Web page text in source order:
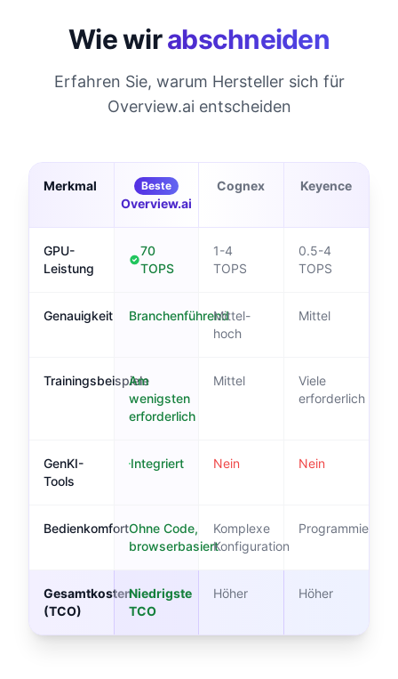
Wie wirabschneiden
Erfahren Sie, warum Hersteller sich für
Overview.ai entscheiden
Merkmal Beste
Overview.ai
Cognex Keyence
GPU-
Leistung
70
TOPS
1-4
TOPS
0.5-4
TOPS
Genauigkeit BranchenführendMittel-
hoch
Mittel
Trainingsbeispiele
Am
wenigsten
erforderlich
Mittel
Viele
erforderlich
GenKI-
Tools
Integriert Nein Nein
BedienkomfortOhne Code,
browserbasiert
Komplexe
Konfiguration
Programmierung
Gesamtkosten
(TCO)
Niedrigste
TCO
Höher Höher